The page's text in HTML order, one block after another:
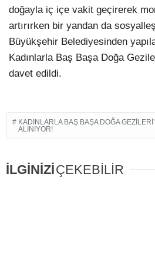
doğayla iç içe vakit geçirerek
artırırken bir yandan da
Büyükşehir Belediyesinden
Kadınlarla Baş Başa Doğa
davet edildi.
KADINLARLA BAŞ BAŞA DOĞA
ALINIYOR!
İLGİNİZİÇEKEBİLİR